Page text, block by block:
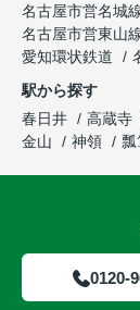
名古屋市営名城
名古屋市営東山
愛知環状鉄道
駅から探す
春日井
高蔵寺
金山
神領 瓢
0120-